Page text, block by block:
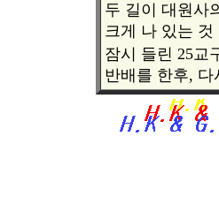
두 길이 대원사
크게 나 있는 것
잠시 들린 25교
반배를 한후,